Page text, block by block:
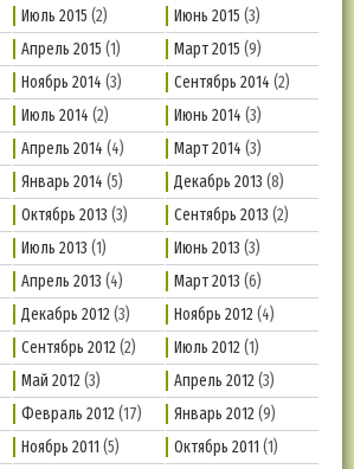
Июль 2015 (2) Июнь 2015 (3)
Апрель 2015 (1) Март 2015 (9)
Ноябрь 2014 (3) Сентябрь 2014 (2)
Июль 2014 (2) Июнь 2014 (3)
Апрель 2014 (4) Март 2014 (3)
Январь 2014 (5) Декабрь 2013 (8)
Октябрь 2013 (3) Сентябрь 2013 (2)
Июль 2013 (1) Июнь 2013 (3)
Апрель 2013 (4) Март 2013 (6)
Декабрь 2012(3) Ноябрь 2012(4)
Сентябрь 2012(2) Июль 2012(1)
Май 2012(3) Апрель 2012(3)
Февраль 2012(17) Январь 2012(9)
Ноябрь 2011 (5) Октябрь 2011 (1)